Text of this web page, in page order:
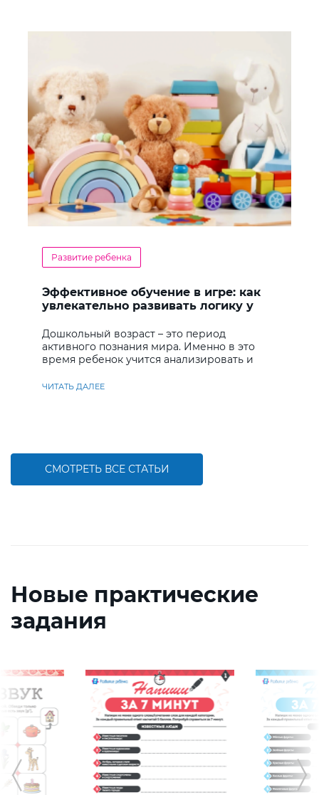
Развитие ребенка
Эффективное обучение в игре: как
увлекательно развивать логику у
Дошкольный возраст – это период
активного познания мира. Именно в это
время ребенок учится анализировать и
ЧИТАТЬ ДАЛЕЕ
СМОТРЕТЬ ВСЕ СТАТЬИ
Новые практические
задания